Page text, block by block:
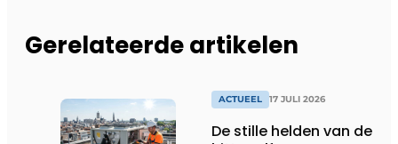
Gerelateerde artikelen
ACTUEEL 17 JULI 2026
De stille helden van de